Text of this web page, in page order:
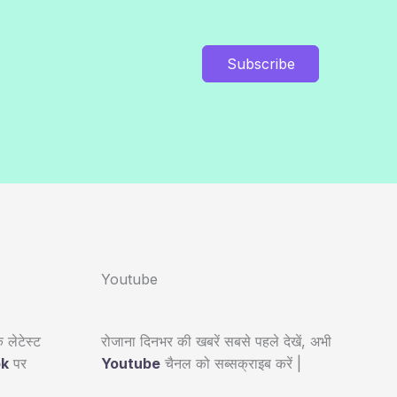
Subscribe
लेटेस्ट
पर
Youtube
रोजाना दिनभर की खबरें सबसे पहले देखें, अभी
Youtubeचैनल को सब्सक्राइब करें |